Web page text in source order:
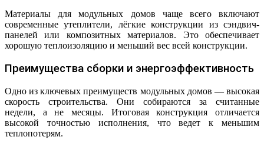
Материалы для модульных домов чаще всего включают
современные утеплители, лёгкие конструкции из сэндвич-
панелей или композитных материалов. Это обеспечивает
хорошую теплоизоляцию и меньший вес всей конструкции.
Преимущества сборки и энергоэффективность
Одно из ключевых преимуществ модульных домов — высокая
скорость строительства. Они собираются за считанные
недели, а не месяцы. Итоговая конструкция отличается
высокой точностью исполнения, что ведет к меньшим
теплопотерям.